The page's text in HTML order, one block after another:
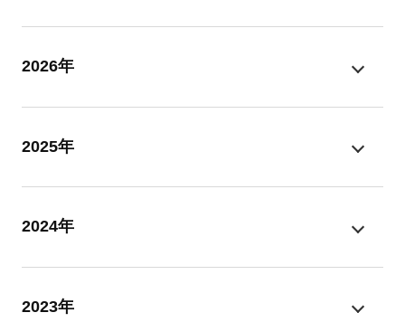
2026年
2025年
2024年
2023年